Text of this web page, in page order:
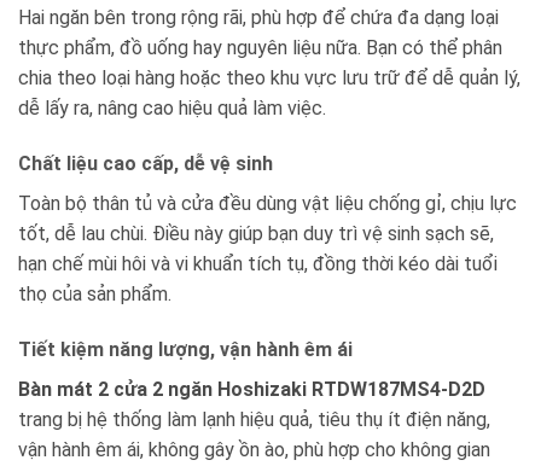
Hai ngăn bên trong rộng rãi, phù hợp để chứa đa dạng loại
thực phẩm, đồ uống hay nguyên liệu nữa. Bạn có thể phân
chia theo loại hàng hoặc theo khu vực lưu trữ để dễ quản lý,
dễ lấy ra, nâng cao hiệu quả làm việc.
Chất liệu cao cấp, dễ vệ sinh
Toàn bộ thân tủ và cửa đều dùng vật liệu chống gỉ, chịu lực
tốt, dễ lau chùi. Điều này giúp bạn duy trì vệ sinh sạch sẽ,
hạn chế mùi hôi và vi khuẩn tích tụ, đồng thời kéo dài tuổi
thọ của sản phẩm.
Tiết kiệm năng lượng, vận hành êm ái
Bàn mát 2 cửa 2 ngăn Hoshizaki RTDW187MS4-D2D
trang bị hệ thống làm lạnh hiệu quả, tiêu thụ ít điện năng,
vận hành êm ái, không gây ồn ào, phù hợp cho không gian